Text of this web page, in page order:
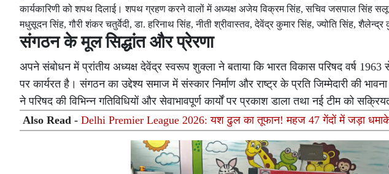
कार्यकारिणी को शपथ दिलाई। शपथ ग्रहण करने वालों में अध्यक्ष अजेय विक्रम सिंह, सचिव जसपाल सिंह
मधुसूदन सिंह, गौरी शंकर चतुर्वेदी, डा. हरिनाथ सिंह, नीती श्रीवास्तव, देवेंद्र कुमार सिंह, ज्योति सिंह,
संगठन के मूल सिद्धांत और प्रेरणा
अपने संबोधन में प्रांतीय अध्यक्ष देवेंद्र स्वरूप शुक्ला ने बताया कि भारत विकास परिषद वर्ष 1963
पर कार्यरत है। संगठन का उद्देश्य समाज में संस्कार निर्माण और राष्ट्र के प्रति जिम्मेदारी की
ने परिषद की विभिन्न गतिविधियों और सेवाभावपूर्ण कार्यों पर प्रकाश डाला तथा नई टीम को
Also Read - Delhi Premier League 2026: यश ढुल का तूफान! महज 47 गेंदों में जड़ा